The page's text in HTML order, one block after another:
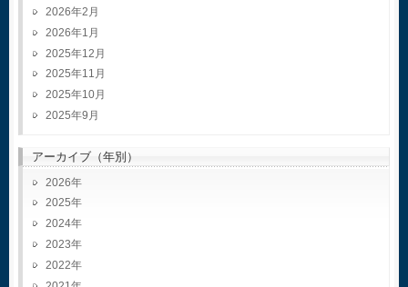
2026年2月
2026年1月
2025年12月
2025年11月
2025年10月
2025年9月
アーカイブ（年別）
2026
2025
2024
2023
2022